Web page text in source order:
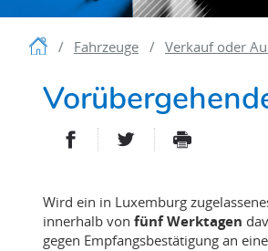
Startseite
Fahrzeuge Verkauf oder
PARTAGER SUR FACEBOOK
PARTAGER SUR
IMPRIMER
Wird ein in Luxemburg
innerhalb von fünf Werktagen
gegen Empfangsbestätigung an